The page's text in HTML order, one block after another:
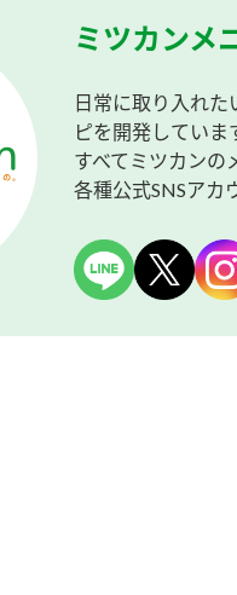
ミツカンメ
日常に取り入れ
ピを開発していま
すべてミツカンの
各種公式SNSアカ